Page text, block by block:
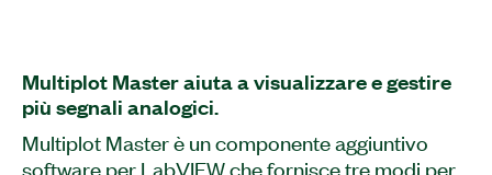
Multiplot Master aiuta a visualizzare e gestire
più segnali analogici.
Multiplot Master è un componente aggiuntivo
software per LabVIEW che fornisce tre modi per